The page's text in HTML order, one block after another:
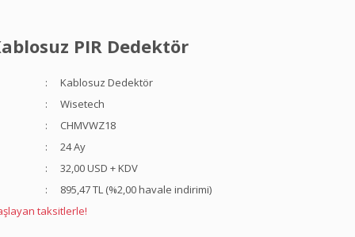
PIR Dedektör
Kablosuz Dedektör
Wisetech
CHMVWZ18
24 Ay
32,00 USD + KDV
895,47 TL (%2,00 havale indirimi)
taksitlerle!